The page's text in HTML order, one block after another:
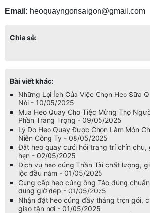
Email: heoquayngonsaigon@gmail.com
Chia sẻ:
Bài viết khác:
Những Lợi Ích Của Việc Chọn Heo Sữa
Nôi - 10/05/2025
Mua Heo Quay Cho Tiệc Mừng Thọ
Phần Trang Trọng - 09/05/2025
Lý Do Heo Quay Được Chọn Làm Món
Niên Công Ty - 08/05/2025
Đặt heo quay cưới hỏi trang trí chỉn chu,
hẹn - 02/05/2025
Dịch vụ heo cúng Thần Tài chất lượng,
lộc đầu năm - 01/05/2025
Cung cấp heo cúng ông Táo đúng
đúng giờ đẹp - 01/05/2025
Nhận đặt heo cúng đầy tháng trọn gói,
giao tận nơi - 01/05/2025